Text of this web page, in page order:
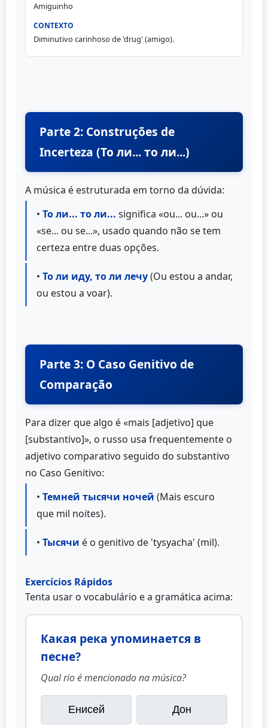
Amiguinho
Diminutivo carinhoso de 'drug' (amigo).
Parte 2: Construções de
Incerteza (То ли... то ли...)
A música é estruturada em torno da dúvida:
• То ли... то ли... significa «ou... ou...» ou
«se... ou se...», usado quando não se tem
certeza entre duas opções.
• То ли иду, то ли лечу(Ou estou a andar,
ou estou a voar).
Parte 3: O Caso Genitivo de
Comparação
Para dizer que algo é «mais [adjetivo] que
[substantivo]», o russo usa frequentemente o
adjetivo comparativo seguido do substantivo
no Caso Genitivo:
• Темней тысячи ночей (Mais escuro
que mil noites).
• Тысячи é o genitivo de 'tysyacha' (mil).
Exercícios Rápidos
Tenta usar o vocabulário e a gramática acima:
Какая река упоминается в
песне?
Qual rio é mencionado na música?
Енисей Дон